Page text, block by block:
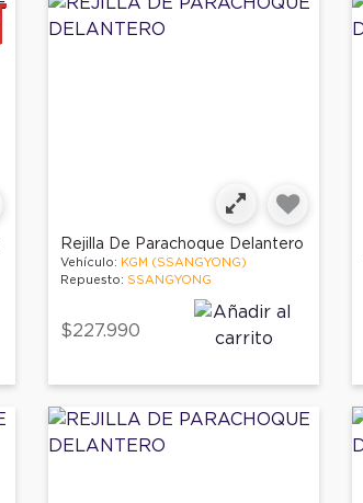
Rejilla De Parachoque Delantero
Vehículo: KGM (SSANGYONG)
Repuesto: SSANGYONG
$227.990